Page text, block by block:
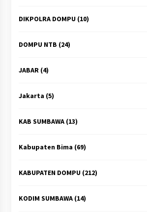
DIKPOLRA DOMPU(10)
DOMPU NTB (24)
JABAR(4)
Jakarta (5)
KAB SUMBAWA(13)
Kabupaten Bima (69)
KABUPATEN DOMPU(212)
KODIM SUMBAWA(14)